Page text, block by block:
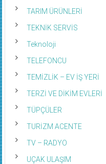
TARIM ÜRÜNLERİ
TEKNİK SERVİS
Teknoloji
TELEFONCU
TEMİZLİK – EV İŞ YERİ
TERZİ VE DİKİM EVLERİ
TÜPÇÜLER
TURİZM ACENTE
TV – RADYO
UÇAK ULAŞIM